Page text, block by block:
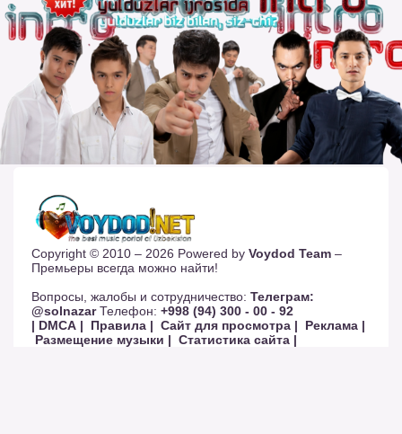
Copyright © 2010 – 2026 Powered by Voydod Team –
Премьеры всегда можно найти!
Вопросы, жалобы и сотрудничество: Телеграм:
@solnazarТелефон: +998 (94) 300 - 00 - 92
| DMCA |
Правила | Сайт для просмотра |
Реклама |
Размещение музыки | Статистика сайта |